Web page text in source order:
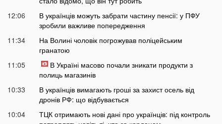
12:06
В українців можуть забрати частину пенсії: у ПФУ
зробили важливе попередження
11:34
На Волині чоловік погрожував поліцейським
гранатою
11:05
В Україні масово почали зникати продукти з
полиць магазинів
10:33
В українців вимагають гроші за захист осель від
дронів РФ: що відбувається
10:04
ТЦК отримають нові дані про українців: під контроль